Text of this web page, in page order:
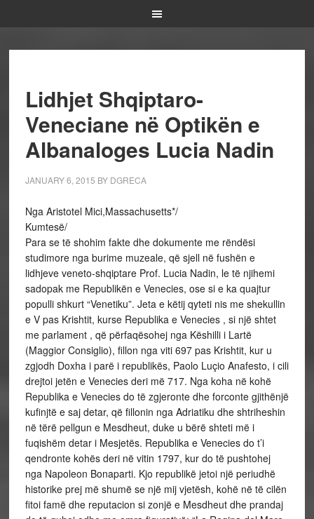
Lidhjet Shqiptaro-
Veneciane në Optikën e
Albanaloges Lucia Nadin
JANUARY 6, 2015 BY DGRECA
Nga Aristotel Mici,Massachusetts*/
Kumtesë/
Para se të shohim fakte dhe dokumente me rëndësi
studimore nga burime muzeale, që sjell në fushën e
lidhjeve veneto-shqiptare Prof. Lucia Nadin, le të njihemi
sadopak me Republikën e Venecies, ose si e ka quajtur
populli shkurt “Venetiku”. Jeta e këtij qyteti nis me shekullin
e V pas Krishtit, kurse Republika e Venecies , si një shtet
me parlament , që përfaqësohej nga Këshilli i Lartë
(Maggior Consiglio), fillon nga viti 697 pas Krishtit, kur u
zgjodh Doxha i parë i republikës, Paolo Luçio Anafesto, i cili
drejtoi jetën e Venecies deri më 717. Nga koha në kohë
Republika e Venecies do të zgjeronte dhe forconte gjithënjë
kufinjtë e saj detar, që fillonin nga Adriatiku dhe shtriheshin
në tërë pellgun e Mesdheut, duke u bërë shteti më i
fuqishëm detar i Mesjetës. Republika e Venecies do t’i
qendronte kohës deri në vitin 1797, kur do të pushtohej
nga Napoleon Bonaparti. Kjo republikë jetoi një periudhë
historike prej më shumë se një mij vjetësh, kohë në të cilën
fitoi famë dhe reputacion si zonjë e Mesdheut dhe prandaj